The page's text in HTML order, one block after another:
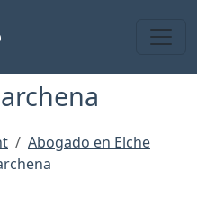
Abogado en Elche